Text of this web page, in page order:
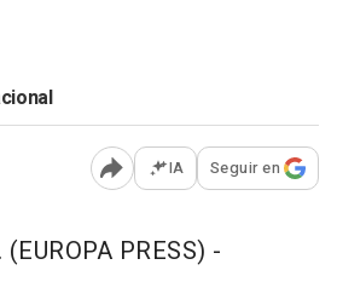
Abrir opciones para
IA Seguir en
PRESS) -